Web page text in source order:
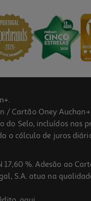
/ Cartão Oney
Selo, incluídos nas
cálculo de juros
%. Adesão ao
S.A. atua na